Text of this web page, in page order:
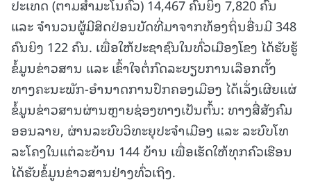
ປະເທດ (ຕາມສໍາມະໂນຄົວ) 14,467 ຄົນຍິງ 7,820 ຄົນ
ແລະ ຈໍານວນຜູ້ມີສິດປ່ອນບັດທີ່ມາຈາກທ້ອງຖິ່ນອື່ນມີ 348
ຄົນຍິງ 122 ຄົນ. ເພື່ອໃຫ້ປະຊາຊົນໃນທົ່ວເມືອງໂຂງ ໄດ້ຮັບຮູ້
ຂໍ້ມູນຂ່າວສານ ແລະ ເຂົ້າໃຈຕໍ່ກົດລະບຽບການເລືອກຕັ້ງ
ທາງຄະນະພັກ-ອຳນາດການປົກຄອງເມືອງ ໄດ້ເລັ່ງເຜີຍແຜ່
ຂໍ້ມູນຂ່າວສານຜ່ານຫຼາຍຊ່ອງທາງເປັນຕົ້ນ: ທາງສື່ສັງຄົມ
ອອນລາຍ, ຜ່ານລະບົບວິທະຍຸປະຈຳເມືອງ ແລະ ລະບົບໂທ
ລະໂຄງໃນແຕ່ລະບ້ານ 144 ບ້ານ ເພື່ອເຮັດໃຫ້ທຸກຄົວເຮືອນ
ໄດ້ຮັບຂໍ້ມູນຂ່າວສານຢ່າງທົ່ວເຖິງ.